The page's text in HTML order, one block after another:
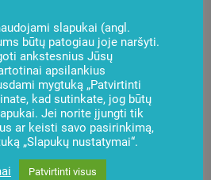
pranešimą ir pademonstruos
– pasakoja A. Smirnov.
Susisiekite su mumis
slapukai (angl.
būtų patogiau joje naršyti.
ankstesnius Jūsų
apsilankius
mygtuką „Patvirtinti
kad sutinkate, jog būtų
Jei norite įjungti tik
ar keisti savo pasirinkimą,
„Slapukų nustatymai“.
Patvirtinti visus